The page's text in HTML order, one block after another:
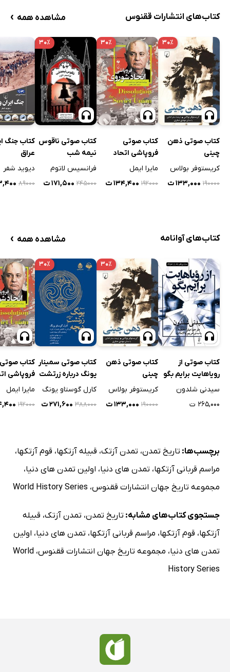
کتاب‌های انتشارات ققنوس مشاهده همه ›
۳۰٪
کتاب صوتی ذهن
چینی
کریستوفر بولاس
۱۹۰۰۰۰ ۱۳۳,۰۰۰ ت
۳۰٪
کتاب صوتی
فروپاشی اتحاد
شوروی
مایرا ایمل
۱۹۲۰۰۰ ۱۳۴,۴۰۰ ت
۳۰٪
کتاب صوتی ناقوس
نیمه شب
فرانسیس لاتوم
۲۴۵۰۰۰ ۱۷۱,۵۰۰ ت
کتاب جنگ
عراق
دیوید شفر
۸۹۰۰۰
کتاب‌های آوانامه مشاهده همه ›
کتاب صوتی از
رویاهایت برایم بگو
سیدنی شلدون
۲۶۵,۰۰۰ ت
۳۰٪
کتاب صوتی ذهن
چینی
کریستوفر بولاس
۱۹۰۰۰۰ ۱۳۳,۰۰۰ ت
۳۰٪
کتاب صوتی سمینار
یونگ درباره زرتشت
نیچه
کارل گوستاو یونگ
۳۸۸۰۰۰ ۲۷۱,۶۰۰ ت
کتاب صوتی
فروپاشی
شوروی
مایرا ایمل
۱۹۲۰۰۰
برچسب‌ها: تاریخ تمدن، تمدن آزتک، قبیله آزتکها، قوم آزتکها،
مراسم قربانی آزتکها، تمدن های دنیا، اولین تمدن های دنیا،
مجموعه تاریخ جهان انتشارات ققنوس، World History Series
جستجوی کتاب‌های مشابه: تاریخ تمدن، تمدن آزتک، قبیله
آزتکها، قوم آزتکها، مراسم قربانی آزتکها، تمدن های دنیا، اولین
تمدن های دنیا، مجموعه تاریخ جهان انتشارات ققنوس، World
History Series